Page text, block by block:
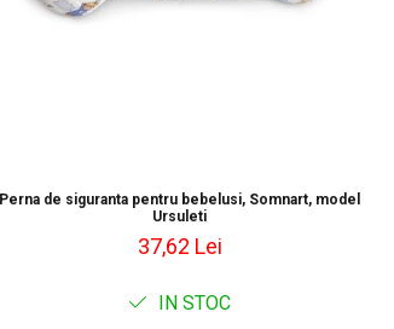
Perna de siguranta pentru bebelusi, Somnart, model
Ursuleti
37,62 Lei
IN STOC